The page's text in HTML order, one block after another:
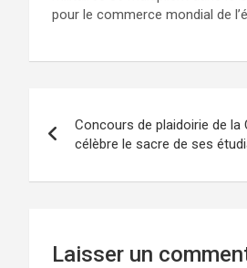
pour le commerce mondial de
Concours de plaidoirie de la
célèbre le sacre de ses
Laisser un